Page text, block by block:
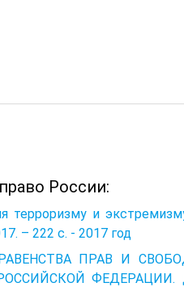
России:
терроризму и
– 222 с. - 2017 год
ПРАВ И
ФЕДЕРАЦИИ.